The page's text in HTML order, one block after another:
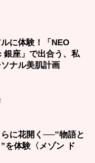
に体験！「NEO
座」で出合う、私
ナル美肌計画
に花開く──‟物語と
を体験〈メゾン ド